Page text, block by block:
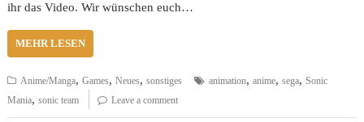
ihr das Video. Wir wünschen euch…
MEHR LESEN
Anime/Manga,Games,Neues,sonstiges animation,anime,sega,Sonic
Mania,sonic team Leave a comment